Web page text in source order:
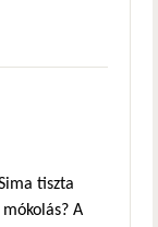
tiszta
A